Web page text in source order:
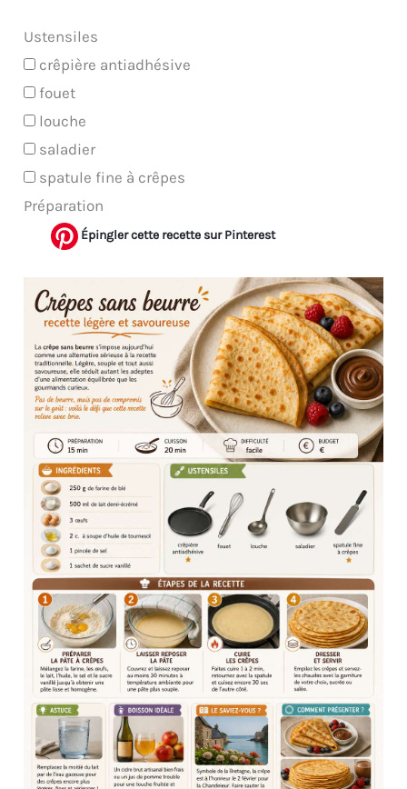
Ustensiles
crêpière antiadhésive
fouet
louche
saladier
spatule fine à crêpes
Préparation
Épingler cette recette sur Pinterest